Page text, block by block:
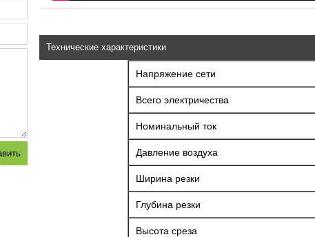
Технические характеристики
Напряжение сети
Всего электричества
Номинальный ток
Давление воздуха
Ширина резки
Глубина резки
Высота среза